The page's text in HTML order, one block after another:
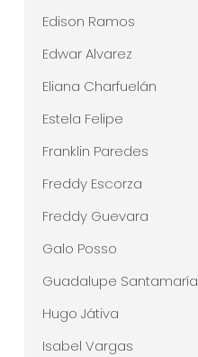
Edison Ramos
Edwar Alvarez
Eliana Charfuelán
Estela Felipe
Franklin Paredes
Freddy Escorza
Freddy Guevara
Galo Posso
Guadalupe Santamaría
Hugo Játiva
Isabel Vargas